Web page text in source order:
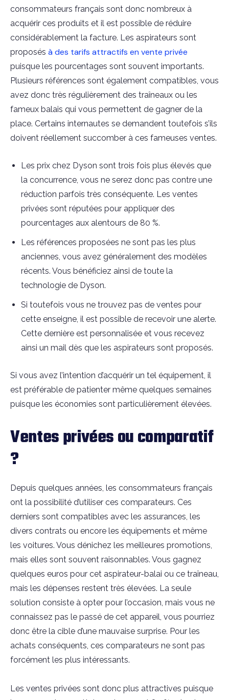
consommateurs français sont donc nombreux à
acquérir ces produits et il est possible de réduire
considérablement la facture. Les aspirateurs sont
proposés à des tarifs attractifs en vente privée
puisque les pourcentages sont souvent importants.
Plusieurs références sont également compatibles, vous
avez donc très régulièrement des traîneaux ou les
fameux balais qui vous permettent de gagner de la
place. Certains internautes se demandent toutefois s’ils
doivent réellement succomber à ces fameuses ventes.
Les prix chez Dyson sont trois fois plus élevés que
la concurrence, vous ne serez donc pas contre une
réduction parfois très conséquente. Les ventes
privées sont réputées pour appliquer des
pourcentages aux alentours de 80 %.
Les références proposées ne sont pas les plus
anciennes, vous avez généralement des modèles
récents. Vous bénéficiez ainsi de toute la
technologie de Dyson.
Si toutefois vous ne trouvez pas de ventes pour
cette enseigne, il est possible de recevoir une alerte.
Cette dernière est personnalisée et vous recevez
ainsi un mail dès que les aspirateurs sont proposés.
Si vous avez l’intention d’acquérir un tel équipement, il
est préférable de patienter même quelques semaines
puisque les économies sont particulièrement élevées.
Ventes privées ou comparatif
?
Depuis quelques années, les consommateurs français
ont la possibilité d’utiliser ces comparateurs. Ces
derniers sont compatibles avec les assurances, les
divers contrats ou encore les équipements et même
les voitures. Vous dénichez les meilleures promotions,
mais elles sont souvent raisonnables. Vous gagnez
quelques euros pour cet aspirateur-balai ou ce traîneau,
mais les dépenses restent très élevées. La seule
solution consiste à opter pour l’occasion, mais vous ne
connaissez pas le passé de cet appareil, vous pourriez
donc être la cible d’une mauvaise surprise. Pour les
achats conséquents, ces comparateurs ne sont pas
forcément les plus intéressants.
Les ventes privées sont donc plus attractives puisque